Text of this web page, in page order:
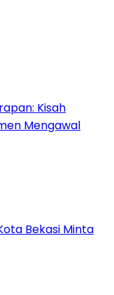
Kisah
Mengawal
Bekasi Minta